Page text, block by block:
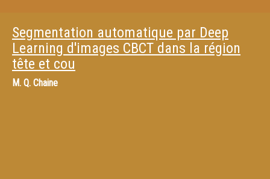
Segmentation automatique par Deep
Learning d'images CBCT dans la région
tête et cou
M. Q. Chaine